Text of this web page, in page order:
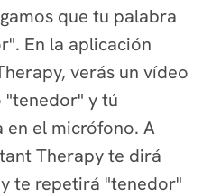
que tu palabra
En la aplicación
verás un vídeo
"tenedor" y tú
el micrófono. A
Therapy te dirá
te repetirá "tenedor"